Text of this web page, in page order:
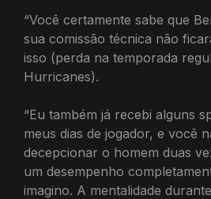
“Você certamente sabe que
sua comissão técnica não
isso (perda na temporada
Hurricanes).
“Eu também já recebi alguns
meus dias de jogador, e você
decepcionar o homem duas
um desempenho
imagino. A mentalidade